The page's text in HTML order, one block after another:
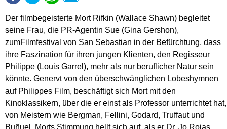
Der filmbegeisterte Mort Rifkin (Wallace Shawn) begleitet
seine Frau, die PR-Agentin Sue (Gina Gershon),
zumFilmfestival von San Sebastian in der Befürchtung, dass
ihre Faszination für ihren jungen Klienten, den Regisseur
Philippe (Louis Garrel), mehr als nur beruflicher Natur sein
könnte. Genervt von den überschwänglichen Lobeshymnen
auf Philippes Film, beschäftigt sich Mort mit den
Kinoklassikern, über die er einst als Professor unterrichtet hat,
von Meistern wie Bergman, Fellini, Godard, Truffaut und